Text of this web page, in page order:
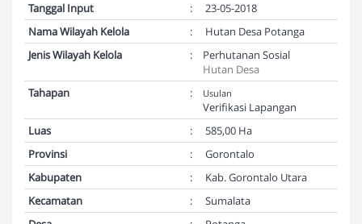
Tanggal Input :
23-05-2018
Nama Wilayah Kelola
:
Hutan Desa Potanga
Jenis Wilayah Kelola
:
Perhutanan Sosial
Hutan Desa
Tahapan
: Usulan
Verifikasi Lapangan
Luas
:
585,00 Ha
Provinsi
:
Gorontalo
Kabupaten
:
Kab. Gorontalo Utara
Kecamatan
:
Sumalata